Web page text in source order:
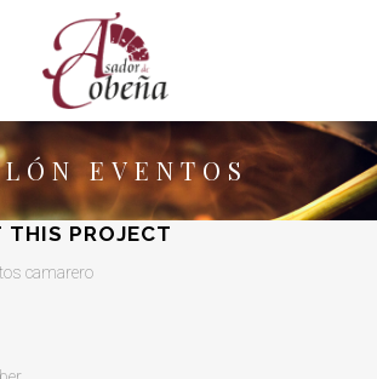
EVENTOS
THIS PROJECT
camarero